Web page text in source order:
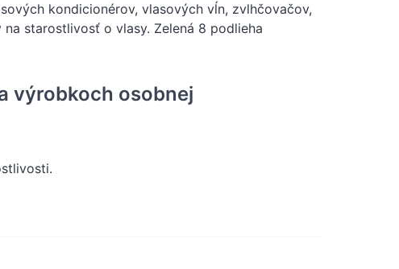
kondicionérov, vlasových vĺn, zvlhčovačov,
starostlivosť o vlasy. Zelená 8 podlieha
výrobkoch osobnej